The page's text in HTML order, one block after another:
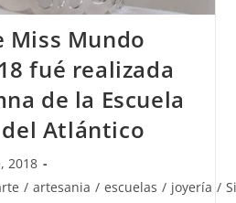
Miss Mundo
fué realizada
de la Escuela
del Atlántico
2018
/ artesania / escuelas / joyería /